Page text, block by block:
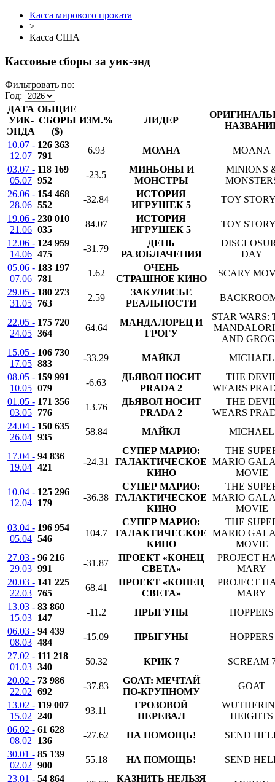
Касса мирового проката
>
Касса США
Кассовые сборы за уик-энд
Фильтровать по:
Год:
ДАТА
УИК-
ЭНДА
ОБЩИЕ
СБОРЫ
($)
ИЗМ.% ЛИДЕР
10.07 -
12.07
126 363
791
6.93 МОАНА
MOANA
03.07 -
05.07
118 169
952
-23.5
МИНЬОНЫ И
МОНСТРЫ
MINIONS
26.06 -
28.06
154 468
552
-32.84
ИСТОРИЯ
ИГРУШЕК 5
TOY
19.06 -
21.06
230 010
035
84.07
ИСТОРИЯ
ИГРУШЕК 5
TOY
12.06 -
14.06
124 959
475
-31.79
ДЕНЬ
РАЗОБЛАЧЕНИЯ
DAY
05.06 -
07.06
183 197
781
1.62
ОЧЕНЬ
СТРАШНОЕ КИНО
SCARY
29.05 -
31.05
180 273
763
2.59
ЗАКУЛИСЬЕ
РЕАЛЬНОСТИ
22.05 -
24.05
175 720
364
64.64
МАНДАЛОРЕЦ И
ГРОГУ
STAR WARS:
AND
15.05 -
17.05
106 730
883
-33.29 МАЙКЛ
MICHAEL
08.05 -
10.05
159 991
079
-6.63
ДЬЯВОЛ НОСИТ
PRADA 2
THE
WEARS
01.05 -
03.05
171 356
776
13.76
ДЬЯВОЛ НОСИТ
PRADA 2
THE
WEARS
24.04 -
26.04
150 635
935
58.84 МАЙКЛ MICHAEL
17.04 -
19.04
94 836
421
-24.31
СУПЕР МАРИО:
ГАЛАКТИЧЕСКОЕ
КИНО
THE
MARIO
MOVIE
10.04 -
12.04
125 296
179
-36.38
СУПЕР МАРИО:
ГАЛАКТИЧЕСКОЕ
КИНО
THE
MARIO
MOVIE
03.04 -
05.04
196 954
546
104.7
СУПЕР МАРИО:
ГАЛАКТИЧЕСКОЕ
КИНО
THE
MARIO
MOVIE
27.03 -
29.03
96 216
991
-31.87
ПРОЕКТ «КОНЕЦ
СВЕТА»
PROJECT
MARY
20.03 -
22.03
141 225
765
68.41
ПРОЕКТ «КОНЕЦ
СВЕТА»
PROJECT
MARY
13.03 -
15.03
83 860
147
-11.2 ПРЫГУНЫ
HOPPERS
06.03 -
08.03
94 439
484
-15.09 ПРЫГУНЫ
HOPPERS
27.02 -
01.03
111 218
340
50.32 КРИК 7
SCREAM
20.02 -
22.02
73 986
692
-37.83
GOAT: МЕЧТАЙ
ПО-КРУПНОМУ
GOAT
13.02 -
15.02
119 007
240
93.11
ГРОЗОВОЙ
ПЕРЕВАЛ
HEIGHTS
06.02 -
08.02
61 628
136
-27.62 НА ПОМОЩЬ!
SEND
30.01 -
02.02
85 139
900
55.18 НА ПОМОЩЬ!
SEND
23.01 - 54 864 КАЗНИТЬ НЕЛЬЗЯ